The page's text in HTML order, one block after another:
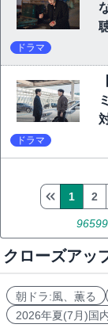
ドラマ
ドラマ
96599
1 2
クローズアッ
朝ドラ:風、薫る
2026年夏(7月)国